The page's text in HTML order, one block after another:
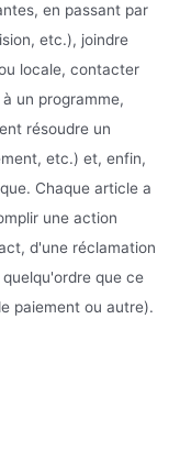
en passant par
etc.), joindre
locale, contacter
un programme,
résoudre un
etc.) et, enfin,
Chaque article a
une action
d'une réclamation
que ce
paiement ou autre).